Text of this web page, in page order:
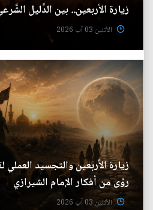
زيارة الأربعين.. بين الدَّليل
الأثنين 03 آب 2026
زيارة الأربعين والتجسيد
رؤى من أفكار الإمام الشيرازي
الأثنين 03 آب 2026